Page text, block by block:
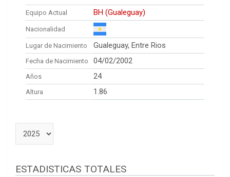
Equipo Actual BH (Gualeguay)
Nacionalidad
Lugar de Nacimiento Gualeguay, Entre Rios
Fecha de Nacimiento 04/02/2002
Años 24
Altura 1.86
ESTADISTICAS TOTALES